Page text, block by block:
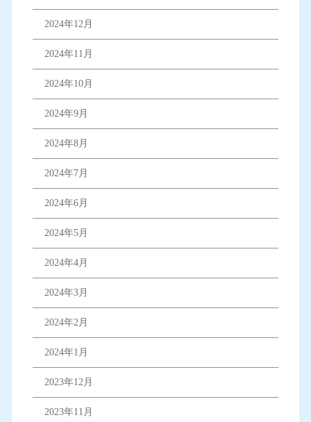
2024年12月
2024年11月
2024年10月
2024年9月
2024年8月
2024年7月
2024年6月
2024年5月
2024年4月
2024年3月
2024年2月
2024年1月
2023年12月
2023年11月